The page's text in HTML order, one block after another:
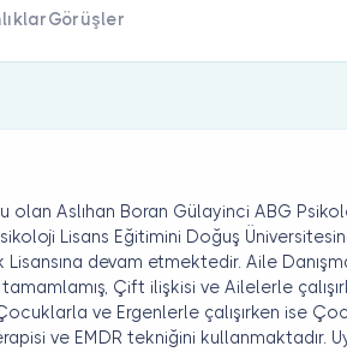
Görüşler
olan Aslıhan Boran Gülayinci ABG
Lisans Eğitimini Doğuş
Lisansına devam etmektedir. Aile
Çift ilişkisi ve Ailelerle
ve Ergenlerle çalışırken ise
ve EMDR tekniğini kullanmaktadır.